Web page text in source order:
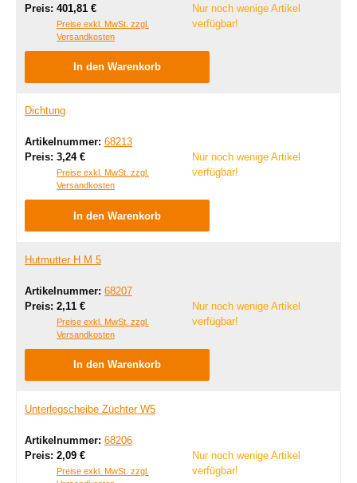
Preis: Regulärer Preis:
401,81 €
Preise exkl. MwSt. zzgl.
Versandkosten
Nur noch wenige Artikel
verfügbar!
In den Warenkorb
Dichtung
Artikelnummer: 68213
Preis: Regulärer Preis:
3,24 €
Preise exkl. MwSt. zzgl.
Versandkosten
Nur noch wenige Artikel
verfügbar!
In den Warenkorb
Hutmutter H M 5
Artikelnummer: 68207
Preis: Regulärer Preis:
2,11 €
Preise exkl. MwSt. zzgl.
Versandkosten
Nur noch wenige Artikel
verfügbar!
In den Warenkorb
Unterlegscheibe Züchter W5
Artikelnummer: 68206
Preis: Regulärer Preis:
2,09 €
Preise exkl. MwSt. zzgl.
Nur noch wenige Artikel
verfügbar!